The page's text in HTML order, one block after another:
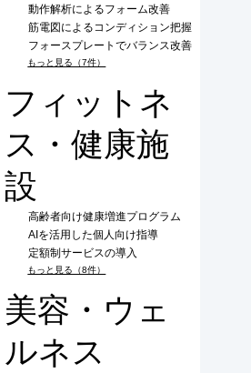
動作解析によるフォーム改善
筋電図によるコンディション把握
フォースプレートでバランス改善
もっと見る（7件）
フィットネ
ス・健康施
設
高齢者向け健康増進プログラム
AIを活用した個人向け指導
定額制サービスの導入
もっと見る（8件）
美容・ウェ
ルネス